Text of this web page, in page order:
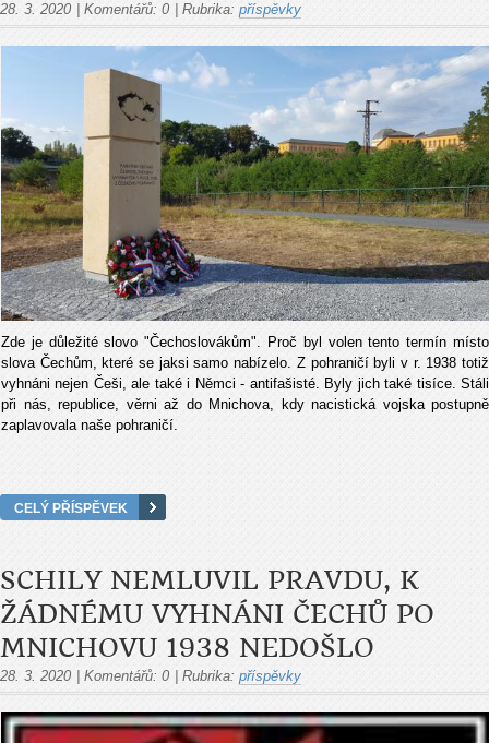
28. 3. 2020 Komentářů: 0 Rubrika: příspěvky
Zde je důležité slovo "Čechoslovákům". Proč byl volen tento termín místo
slova Čechům, které se jaksi samo nabízelo. Z pohraničí byli v r. 1938 totiž
vyhnáni nejen Češi, ale také i Němci - antifašisté. Byly jich také tisíce. Stáli
při nás, republice, věrni až do Mnichova, kdy nacistická vojska postupně
zaplavovala naše pohraničí.
CELÝ PŘÍSPĚVEK
SCHILY NEMLUVIL PRAVDU, K
ŽÁDNÉMU VYHNÁNI ČECHŮ PO
MNICHOVU 1938 NEDOŠLO
28. 3. 2020 | Komentářů: 0 | Rubrika: příspěvky